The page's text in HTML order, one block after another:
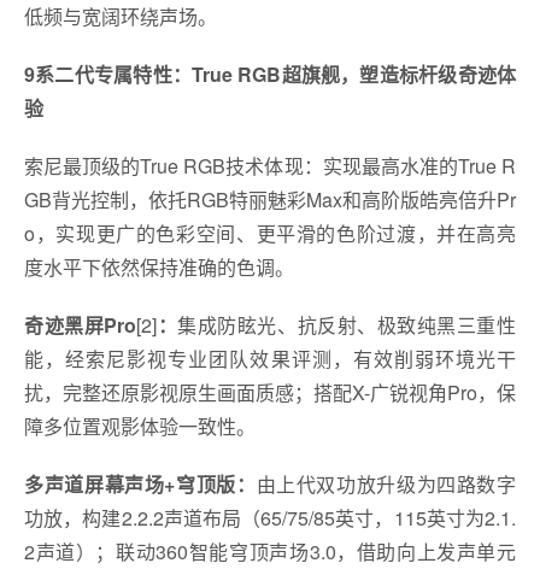
低频与宽阔环绕声场。
9系二代专属特性：True RGB超旗舰，塑造标杆级奇迹体
验
索尼最顶级的True RGB技术体现：实现最高水准的True R
GB背光控制，依托RGB特丽魅彩Max和高阶版皓亮倍升Pr
o，实现更广的色彩空间、更平滑的色阶过渡，并在高亮
度水平下依然保持准确的色调。
奇迹黑屏Pro[2]：集成防眩光、抗反射、极致纯黑三重性
能，经索尼影视专业团队效果评测，有效削弱环境光干
扰，完整还原影视原生画面质感；搭配X-广锐视角Pro，保
障多位置观影体验一致性。
多声道屏幕声场+穹顶版： 由上代双功放升级为四路数字
功放，构建2.2.2声道布局（65/75/85英寸，115英寸为2.1.
2声道）；联动360智能穹顶声场3.0，借助向上发声单元